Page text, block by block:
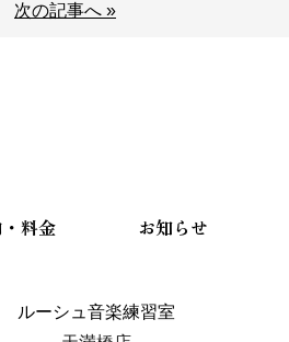
次の記事へ »
料金 お知らせ
ルーシュ音楽練習室